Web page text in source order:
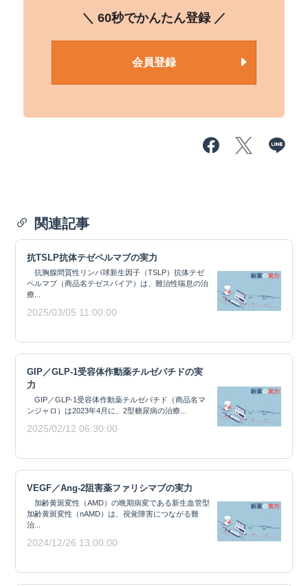
＼ 60秒でかんたん登録 ／
会員登録
関連記事
抗TSLP抗体テゼペルマブの実力
抗胸腺間質性リンパ球新生因子（TSLP）抗体テゼ
ペルマブ（商品名テゼスパイア）は、難治性喘息の治
療...
2025/03/05 11:00:00
GIP／GLP-1受容体作動薬チルゼパチドの実
力
GIP／GLP-1受容体作動薬チルゼパチド（商品名マ
ンジャロ）は2023年4月に、2型糖尿病の治療...
2025/02/12 06:30:00
VEGF／Ang-2阻害薬ファリシマブの実力
加齢黄斑変性（AMD）の晩期病変である新生血管型
加齢黄斑変性（nAMD）は、視覚障害につながる難
治...
2024/12/26 13:00:00